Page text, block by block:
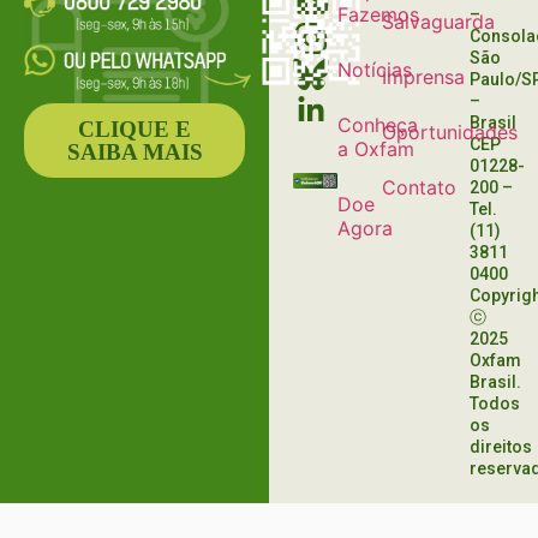
Fazemos
Notícias
Conheça
a Oxfam
Doe
Agora
Salvaguarda
Imprensa
Oportunidades
Contato
–
São
Paulo/
–
Brasil
CEP
01228-
200 –
Tel.
(11)
3811
0400
ⓒ
2025
Oxfam
Brasil.
Todos
os
direitos
CLIQUE E
SAIBA MAIS